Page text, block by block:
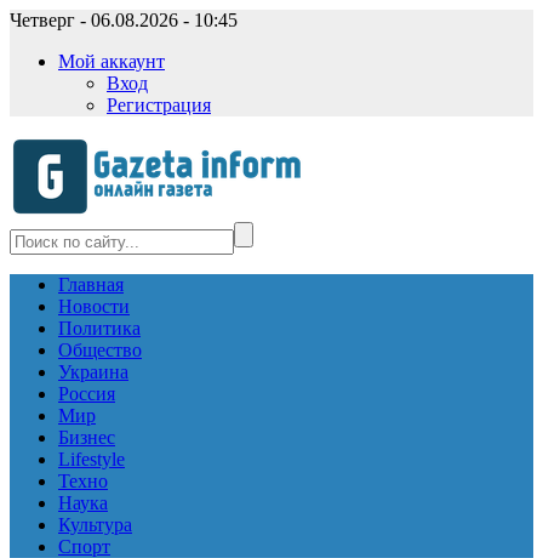
Четверг - 06.08.2026 - 10:45
Мой аккаунт
Вход
Регистрация
Главная
Новости
Политика
Общество
Украина
Россия
Мир
Бизнес
Lifestyle
Техно
Наука
Культура
Спорт